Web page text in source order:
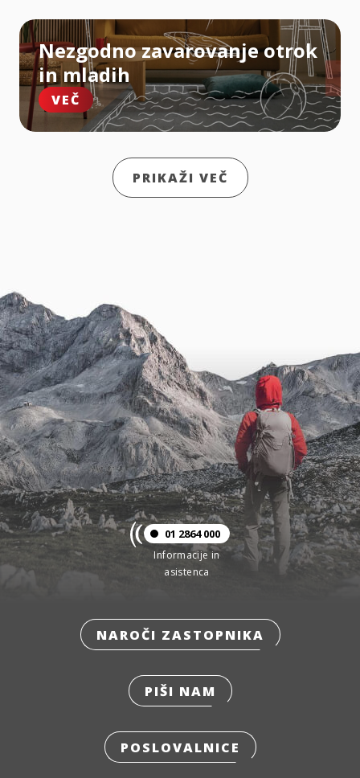
Nezgodno zavarovanje otrok
in mladih
VEČ
PRIKAŽI VEČ
01 2864 000
Informacije in
asistenca
NAROČI ZASTOPNIKA
PIŠI NAM
POSLOVALNICE